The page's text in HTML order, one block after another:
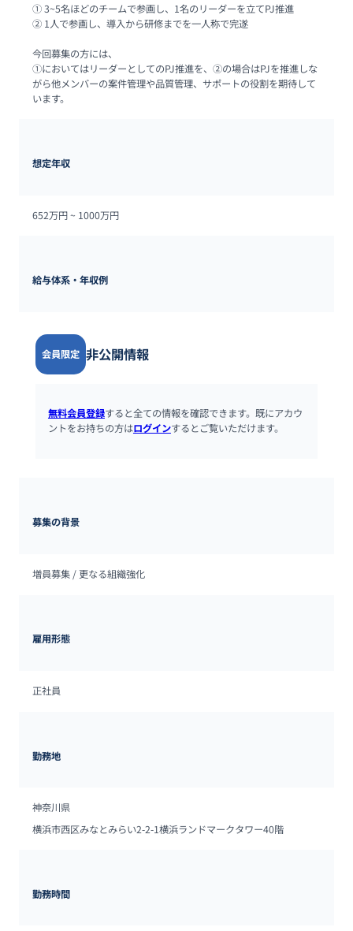
① 3~5名ほどのチームで参画し、1名のリーダーを立てPJ推進
② 1人で参画し、導入から研修までを一人称で完遂
今回募集の方には、
①においてはリーダーとしてのPJ推進を、②の場合はPJを推進しな
がら他メンバーの案件管理や品質管理、サポートの役割を期待して
います。
想定年収
652万円 ~ 1000万円
給与体系・年収例
会員限定 非公開情報
無料会員登録すると全ての情報を確認できます。既にアカウ
ントをお持ちの方はログインするとご覧いただけます。
募集の背景
増員募集 / 更なる組織強化
雇用形態
正社員
勤務地
神奈川県
横浜市西区みなとみらい2-2-1横浜ランドマークタワー40階
勤務時間